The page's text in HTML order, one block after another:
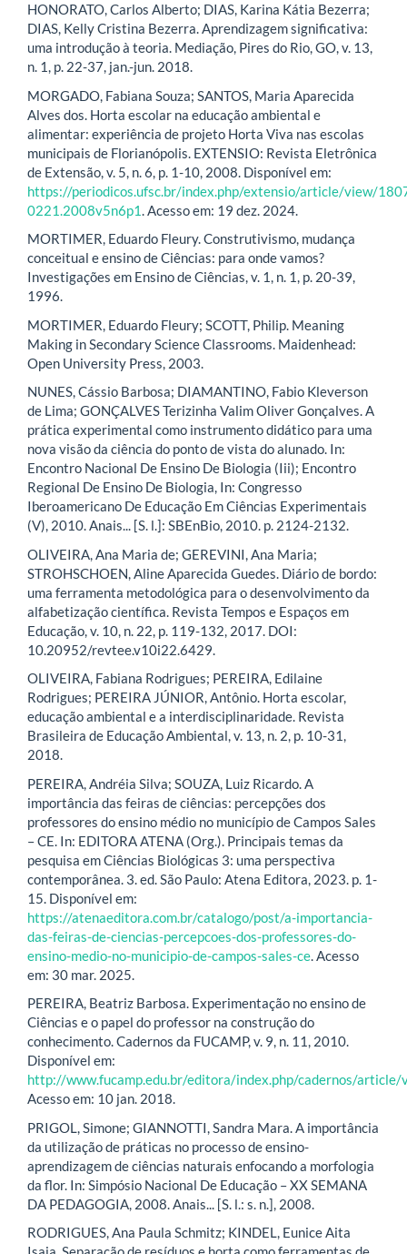
HONORATO, Carlos Alberto; DIAS, Karina Kátia Bezerra;
DIAS, Kelly Cristina Bezerra. Aprendizagem significativa:
uma introdução à teoria. Mediação, Pires do Rio, GO, v. 13,
n. 1, p. 22-37, jan.-jun. 2018.
MORGADO, Fabiana Souza; SANTOS, Maria Aparecida
Alves dos. Horta escolar na educação ambiental e
alimentar: experiência de projeto Horta Viva nas escolas
municipais de Florianópolis. EXTENSIO: Revista Eletrônica
de Extensão, v. 5, n. 6, p. 1-10, 2008. Disponível em:
https://periodicos.ufsc.br/index.php/extensio/article/view/
0221.2008v5n6p1. Acesso em: 19 dez. 2024.
MORTIMER, Eduardo Fleury. Construtivismo, mudança
conceitual e ensino de Ciências: para onde vamos?
Investigações em Ensino de Ciências, v. 1, n. 1, p. 20-39,
1996.
MORTIMER, Eduardo Fleury; SCOTT, Philip. Meaning
Making in Secondary Science Classrooms. Maidenhead:
Open University Press, 2003.
NUNES, Cássio Barbosa; DIAMANTINO, Fabio Kleverson
de Lima; GONÇALVES Terizinha Valim Oliver Gonçalves. A
prática experimental como instrumento didático para uma
nova visão da ciência do ponto de vista do alunado. In:
Encontro Nacional De Ensino De Biologia (Iii); Encontro
Regional De Ensino De Biologia, In: Congresso
Iberoamericano De Educação Em Ciências Experimentais
(V), 2010. Anais... [S. l.]: SBEnBio, 2010. p. 2124-2132.
OLIVEIRA, Ana Maria de; GEREVINI, Ana Maria;
STROHSCHOEN, Aline Aparecida Guedes. Diário de bordo:
uma ferramenta metodológica para o desenvolvimento da
alfabetização científica. Revista Tempos e Espaços em
Educação, v. 10, n. 22, p. 119-132, 2017. DOI:
10.20952/revtee.v10i22.6429.
OLIVEIRA, Fabiana Rodrigues; PEREIRA, Edilaine
Rodrigues; PEREIRA JÚNIOR, Antônio. Horta escolar,
educação ambiental e a interdisciplinaridade. Revista
Brasileira de Educação Ambiental, v. 13, n. 2, p. 10-31,
2018.
PEREIRA, Andréia Silva; SOUZA, Luiz Ricardo. A
importância das feiras de ciências: percepções dos
professores do ensino médio no município de Campos Sales
– CE. In: EDITORA ATENA (Org.). Principais temas da
pesquisa em Ciências Biológicas 3: uma perspectiva
contemporânea. 3. ed. São Paulo: Atena Editora, 2023. p. 1-
15. Disponível em:
https://atenaeditora.com.br/catalogo/post/a-importancia-
das-feiras-de-ciencias-percepcoes-dos-professores-do-
ensino-medio-no-municipio-de-campos-sales-ce. Acesso
em: 30 mar. 2025.
PEREIRA, Beatriz Barbosa. Experimentação no ensino de
Ciências e o papel do professor na construção do
conhecimento. Cadernos da FUCAMP, v. 9, n. 11, 2010.
Disponível em:
http://www.fucamp.edu.br/editora/index.php/cadernos/
Acesso em: 10 jan. 2018.
PRIGOL, Simone; GIANNOTTI, Sandra Mara. A importância
da utilização de práticas no processo de ensino-
aprendizagem de ciências naturais enfocando a morfologia
da flor. In: Simpósio Nacional De Educação – XX SEMANA
DA PEDAGOGIA, 2008. Anais... [S. l.: s. n.], 2008.
RODRIGUES, Ana Paula Schmitz; KINDEL, Eunice Aita